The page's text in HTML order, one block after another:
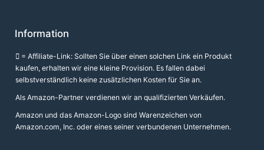
Information
= Affiliate-Link: Sollten Sie über einen solchen Link ein Produkt
kaufen, erhalten wir eine kleine Provision. Es fallen dabei
selbstverständlich keine zusätzlichen Kosten für Sie an.
Als Amazon-Partner verdienen wir an qualifizierten Verkäufen.
Amazon und das Amazon-Logo sind Warenzeichen von
Amazon.com, Inc. oder eines seiner verbundenen Unternehmen.